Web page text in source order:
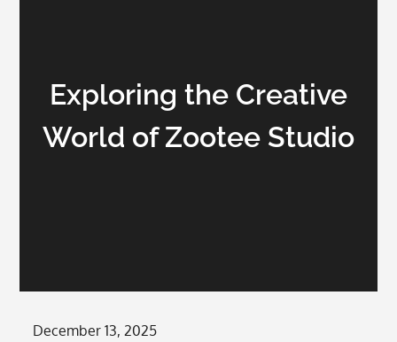
Exploring the Creative
World of Zootee Studio
Posted
December 13, 2025